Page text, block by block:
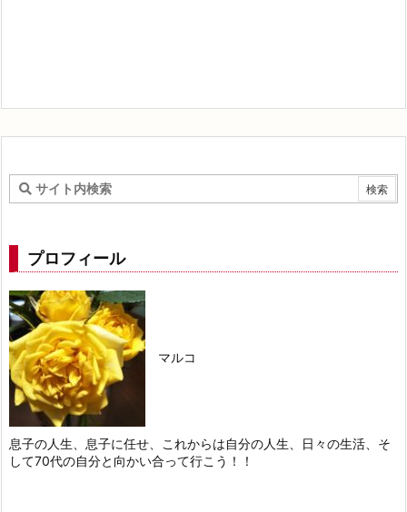
プロフィール
マルコ
息子の人生、息子に任せ、これからは自分の人生、日々の生活、そ
して70代の自分と向かい合って行こう！！